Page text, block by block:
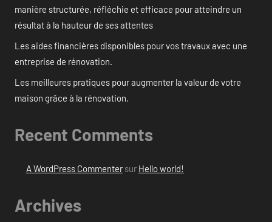
manière structurée, réfléchie et efficace pour atteindre un
résultat à la hauteur de ses attentes
Les aides financières disponibles pour vos travaux avec une
entreprise de rénovation.
Les meilleures pratiques pour augmenter la valeur de votre
maison grâce à la rénovation.
Recent Comments
A WordPress Commentersur Hello world!
Archives